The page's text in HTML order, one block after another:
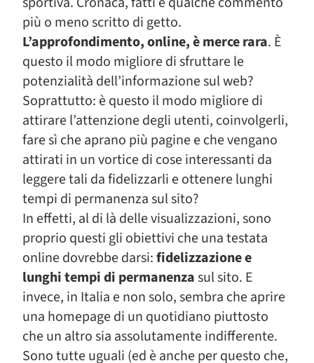
più o meno scritto di getto.
L’approfondimento, online, è merce rara. È
questo il modo migliore di sfruttare le
potenzialità dell’informazione sul web?
Soprattutto: è questo il modo migliore di
attirare l’attenzione degli utenti, coinvolgerli,
fare sì che aprano più pagine e che vengano
attirati in un vortice di cose interessanti da
leggere tali da fidelizzarli e ottenere lunghi
tempi di permanenza sul sito?
In effetti, al di là delle visualizzazioni, sono
proprio questi gli obiettivi che una testata
online dovrebbe darsi:fidelizzazione e
lunghi tempi di permanenzasul sito. E
invece, in Italia e non solo, sembra che aprire
una homepage di un quotidiano piuttosto
che un altro sia assolutamente indifferente.
Sono tutte uguali (ed è anche per questo che,